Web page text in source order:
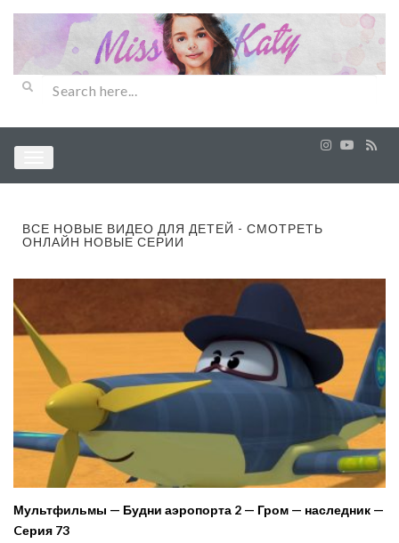
ВСЕ НОВЫЕ ВИДЕО ДЛЯ ДЕТЕЙ - СМОТРЕТЬ
ОНЛАЙН НОВЫЕ СЕРИИ
Мультфильмы — Будни аэропорта 2 — Гром — наследник —
Cерия 73